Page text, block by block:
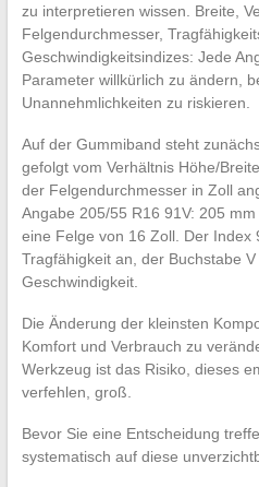
zu interpretieren wissen. Breite,
Felgendurchmesser,
Geschwindigkeitsindizes: Jede
Parameter willkürlich zu ändern,
Unannehmlichkeiten zu riskieren.
Auf der Gummiband steht
gefolgt vom Verhältnis Höhe/
der Felgendurchmesser in Zoll
Angabe 205/55 R16 91V: 205
eine Felge von 16 Zoll. Der Index
Tragfähigkeit an, der Buchstabe
Geschwindigkeit.
Die Änderung der kleinsten
Komfort und Verbrauch zu
Werkzeug ist das Risiko, dieses
verfehlen, groß.
Bevor Sie eine Entscheidung
systematisch auf diese